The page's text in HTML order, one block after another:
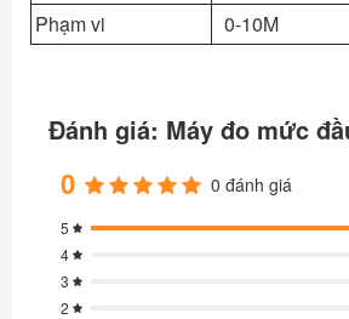
Phạm vi
0-10M
Đánh giá: Máy đo mức
0 0 đánh giá
5
4
3
2